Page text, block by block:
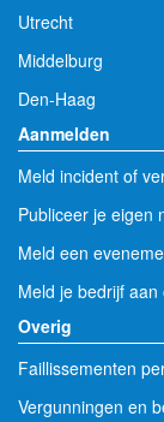
Utrecht
Middelburg
Den-Haag
Aanmelden
Meld incident of
Publiceer je eigen
Meld een
Meld je bedrijf
Overig
Faillissementen
Vergunningen en